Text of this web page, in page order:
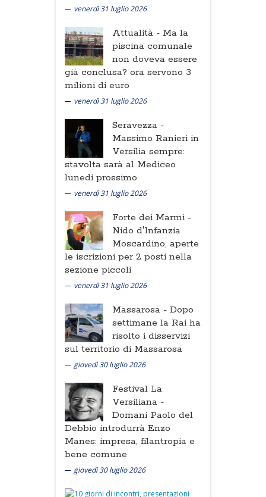
venerdì 31 luglio 2026
Attualità - Ma la
piscina comunale
non doveva essere
già conclusa? ora servono 3
milioni di euro
venerdì 31 luglio 2026
Seravezza -
Massimo Ranieri in
Versilia sempre:
stavolta sarà al Mediceo
lunedi prossimo
venerdì 31 luglio 2026
Forte dei Marmi -
Nido d'Infanzia
Moscardino, aperte
le iscrizioni per 2 posti nella
sezione piccoli
venerdì 31 luglio 2026
Massarosa - Dopo
settimane la Rai ha
risolto i disservizi
sul territorio di Massarosa
giovedì 30 luglio 2026
Festival La
Versiliana -
Domani Paolo del
Debbio introdurrà Enzo
Manes: impresa, filantropia e
bene comune
giovedì 30 luglio 2026